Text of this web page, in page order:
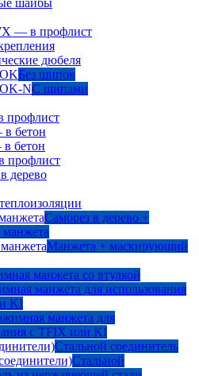
шайбы
— в профлист
дюбеля
Без шипов
NС шипами
профлист
бетон
бетон
профлист
дерево
Саморез в дерево +
Манжета + маскирующий
манжета со втулкой
манжета для использования
KI
манжета для
с TFIX или KI
Стальной соединитель
Стальной